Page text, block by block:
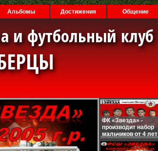
Альбомы Достижения Общение
и футбольный клуб
ФК «Звезда» -
производит набор
мальчиков от 4 лет